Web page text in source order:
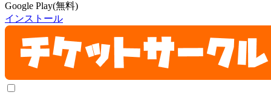
Google Play(無料)
インストール